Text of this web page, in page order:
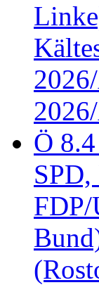
Ö
FDP/